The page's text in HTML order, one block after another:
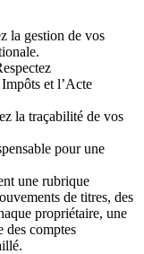
la gestion de vos
et l’Acte
la traçabilité de vos
pour une
une rubrique
de titres, des
propriétaire, une
des comptes